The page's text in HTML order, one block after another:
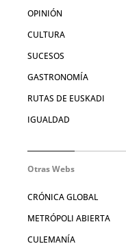
OPINIÓN
CULTURA
SUCESOS
GASTRONOMÍA
RUTAS DE EUSKADI
IGUALDAD
Otras Webs
CRÓNICA GLOBAL
METRÓPOLI ABIERTA
CULEMANÍA